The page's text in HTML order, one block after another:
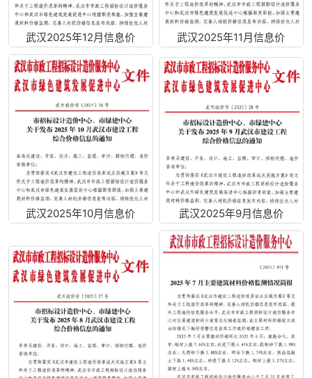
武汉2025年12月信息价 武汉2025年11月信息价
武汉2025年10月信息价 武汉2025年9月信息价